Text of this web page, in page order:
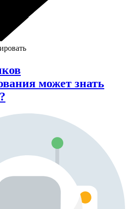
может знать